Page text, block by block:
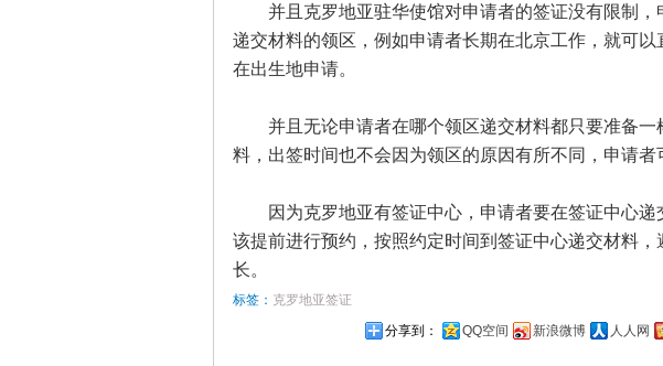
并且克罗地亚驻华使馆对申请者的签证没有限制，
递交材料的领区，例如申请者长期在北京工作，就可
在出生地申请。
并且无论申请者在哪个领区递交材料都只要准备一
料，出签时间也不会因为领区的原因有所不同，申请者
因为克罗地亚有签证中心，申请者要在签证中心递
该提前进行预约，按照约定时间到签证中心递交材料
长。
标签： 克罗地亚签证
分享到：
QQ空间 新浪微博 人人网